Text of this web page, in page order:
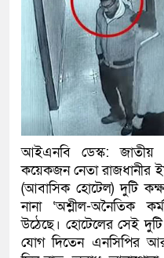
আইএনবি ডেস্ক: জাতীয়
কয়েকজন নেতা রাজধানীর
(আবাসিক হোটেল) দুটি
নানা ‘অশ্লীল-অনৈতিক
উঠেছে। হোটেলের সেই
যোগ দিতেন এনসিপির